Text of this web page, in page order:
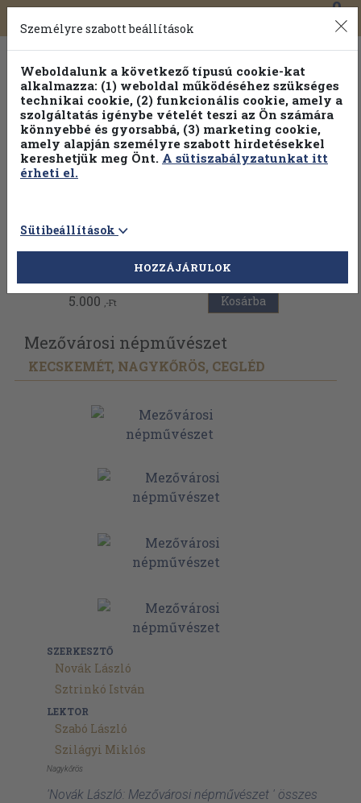
Toggle
navigation
0
Válogasson több mint 1.000.000 kiadványunk közül
100% kedvezménnyel!
Vissza az előző oldalra
5.000 ,-Ft Kosárba
Mezővárosi népművészet
KECSKEMÉT, NAGYKŐRÖS, CEGLÉD
SZERKESZTŐ
Novák László
Sztrinkó István
LEKTOR
Szabó László
Szilágyi Miklós
Nagykőrös
'Novák László: Mezővárosi népművészet ' összes
Személyre szabott beállítások
Weboldalunk a következő típusú cookie-kat
alkalmazza: (1) weboldal működéséhez szükséges
technikai cookie, (2) funkcionális cookie, amely a
szolgáltatás igénybe vételét teszi az Ön számára
könnyebbé és gyorsabbá, (3) marketing cookie,
amely alapján személyre szabott hirdetésekkel
kereshetjük meg Önt. A sütiszabályzatunkat itt
érheti el.
Sütibeállítások
HOZZÁJÁRULOK